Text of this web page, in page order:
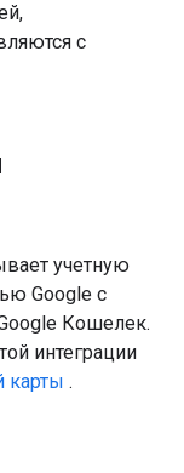
с
учетную
Google с
Кошелек.
интеграции
карты .